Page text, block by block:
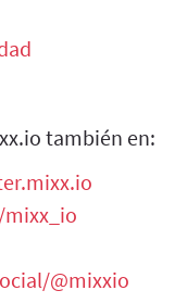
también en:
@mixxio